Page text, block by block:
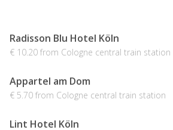
Radisson Blu Hotel Köln
€ 10.20 from Cologne central train station
Appartel am Dom
€ 5.70 from Cologne central train station
Lint Hotel Köln